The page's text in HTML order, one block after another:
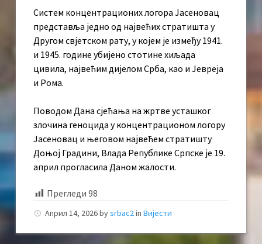
Систем концентрационих логора Јасеновац
представља једно од највећих стратишта у
Другом свјетском рату, у којем је између 1941.
и 1945. године убијено стотине хиљада
цивила, највећим дијелом Срба, као и Јевреја
и Рома.
Поводом Дана сјећања на жртве усташког
злочина геноцида у концентрационом логору
Јасеновац и његовом највећем стратишту
Доњој Градини, Влада Републике Српске је 19.
април прогласила Даном жалости.
Прегледи 98
Април 14, 2026bysrbac2in Вијести